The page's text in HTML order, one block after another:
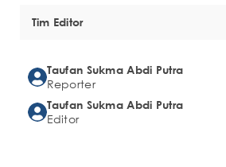
Tim Editor
Taufan Sukma Abdi Putra
Reporter
Taufan Sukma Abdi Putra
Editor